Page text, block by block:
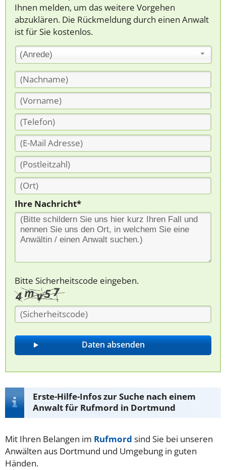
Ihnen melden, um das weitere Vorgehen
abzuklären. Die Rückmeldung durch einen Anwalt
ist für Sie kostenlos.
(Anrede)
Ihre Nachricht*
Bitte Sicherheitscode eingeben.
Erste-Hilfe-Infos zur Suche nach einem
Anwalt für Rufmord in Dortmund
Mit Ihren Belangen im Rufmord sind Sie bei unseren
Anwälten aus Dortmund und Umgebung in guten
Händen.